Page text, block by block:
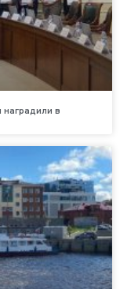
наградили в